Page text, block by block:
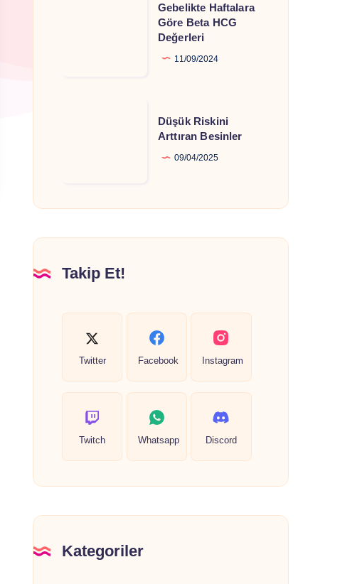
Gebelikte Haftalara
Göre Beta HCG
Değerleri
11/09/2024
Düşük Riskini
Arttıran Besinler
09/04/2025
Takip Et!
Twitter Facebook Instagram
Twitch Whatsapp Discord
Kategoriler